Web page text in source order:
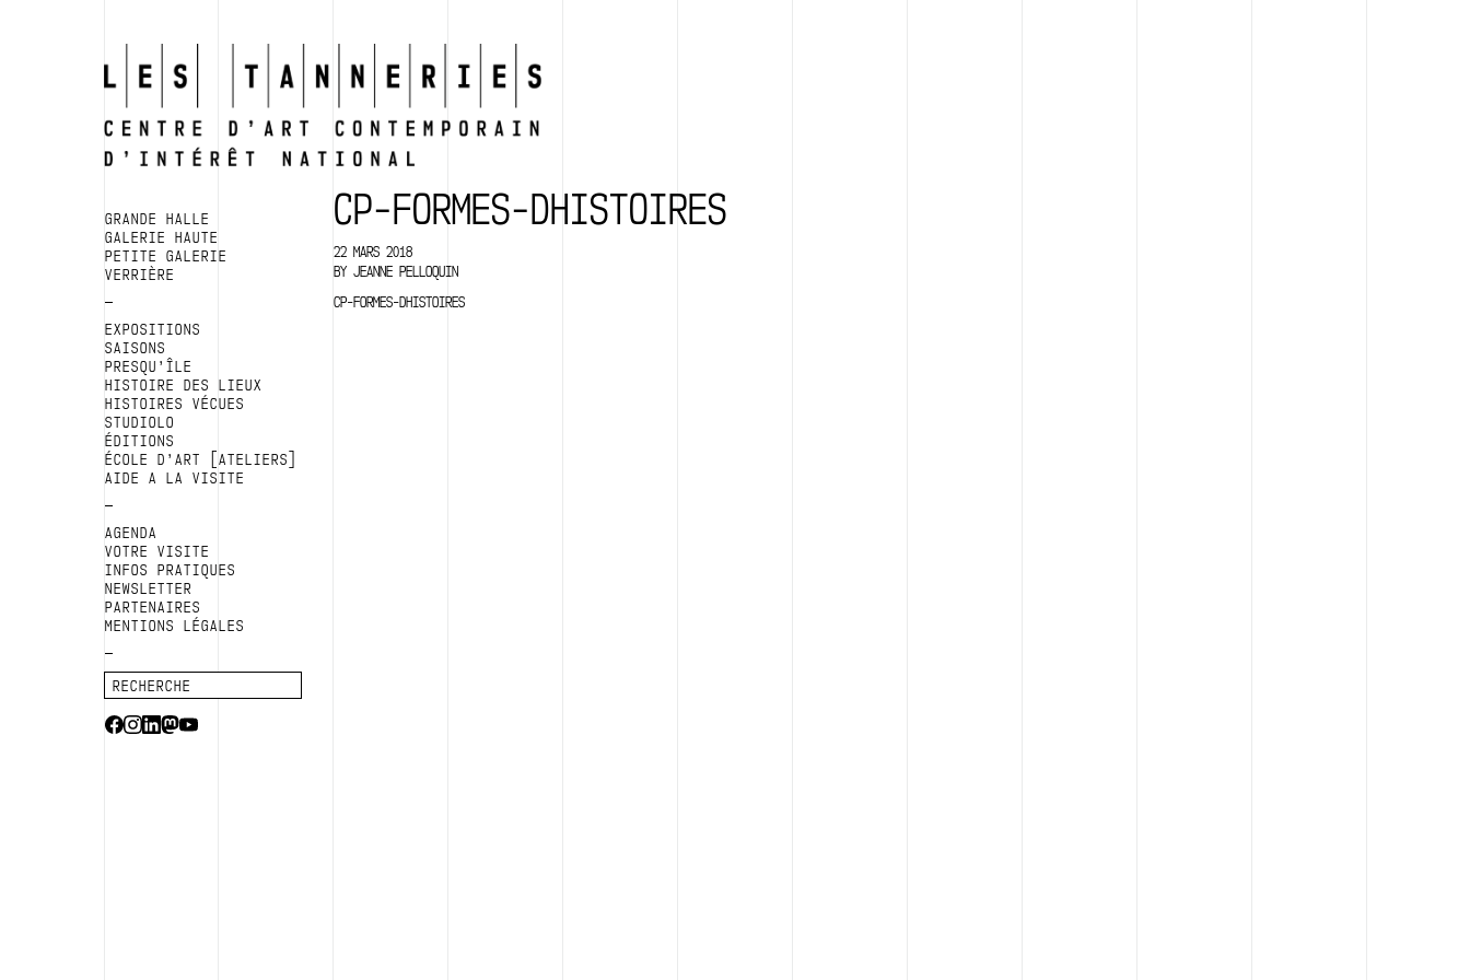
GRANDE HALLE
GALERIE HAUTE
PETITE GALERIE
VERRIÈRE
EXPOSITIONS
SAISONS
PRESQU’ÎLE
HISTOIRE DES LIEUX
HISTOIRES VÉCUES
STUDIOLO
ÉDITIONS
ÉCOLE D’ART [ATELIERS]
AIDE A LA VISITE
AGENDA
VOTRE VISITE
INFOS PRATIQUES
NEWSLETTER
PARTENAIRES
MENTIONS LÉGALES
CP-FORMES-DHISTOIRES
22 MARS 2018
BY JEANNE PELLOQUIN
CP-FORMES-DHISTOIRES